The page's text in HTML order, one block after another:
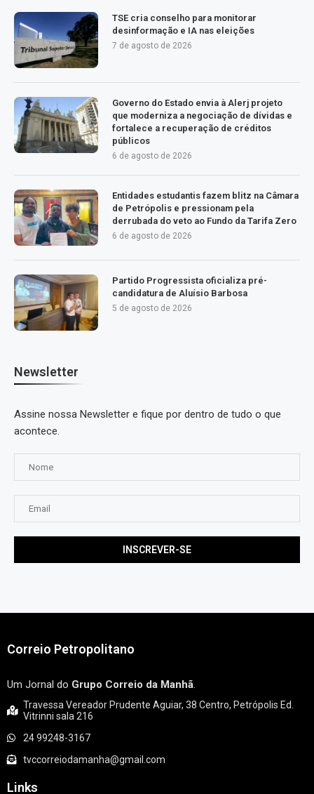
TSE cria conselho para monitorar
desinformação e IA nas eleições
7 de agosto de 2026
Governo do Estado envia à Alerj projeto
que moderniza a negociação de dívidas e
fortalece a recuperação de créditos
públicos
6 de agosto de 2026
Entidades estudantis fazem blitz na Câmara
de Petrópolis e pressionam pela
derrubada do veto ao Fundo da Tarifa Zero
6 de agosto de 2026
Partido Progressista oficializa pré-
candidatura de Aluísio Barbosa
5 de agosto de 2026
Newsletter
Assine nossa Newsletter e fique por dentro de tudo o que
acontece.
Correio Petropolitano
Um Jornal do Grupo Correio da Manhã.
Travessa Vereador Prudente Aguiar, 38 Centro, Petrópolis Ed.
Vitrinni sala 216
24 99248-3167
tvccorreiodamanha@gmail.com
Links